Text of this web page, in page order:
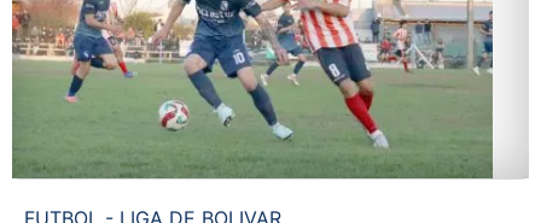
FUTBOL - LIGA DE BOLIVAR